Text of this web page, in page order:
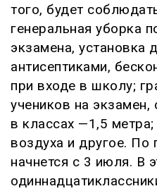
того, будет
генеральная уборка
экзамена, установка
антисептиками,
при входе в школу;
учеников на экзамен,
в классах —1,5
воздуха и другое. По
начнется с 3 июля. В